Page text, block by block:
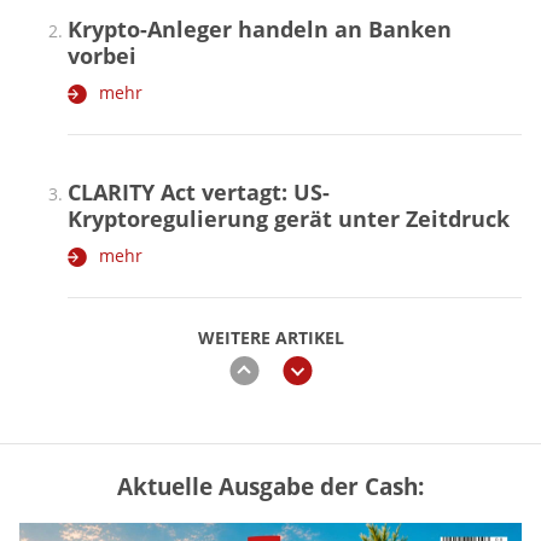
WEITERE ARTIKEL
zurückweiter
Krypto-Anleger handeln an Banken
vorbei
mehr
CLARITY Act vertagt: US-
Kryptoregulierung gerät unter Zeitdruck
mehr
Vermieter-Zutritt: Wann Mieter
die Wohnung öffnen müssen
Aktuelle Ausgabe der Cash: